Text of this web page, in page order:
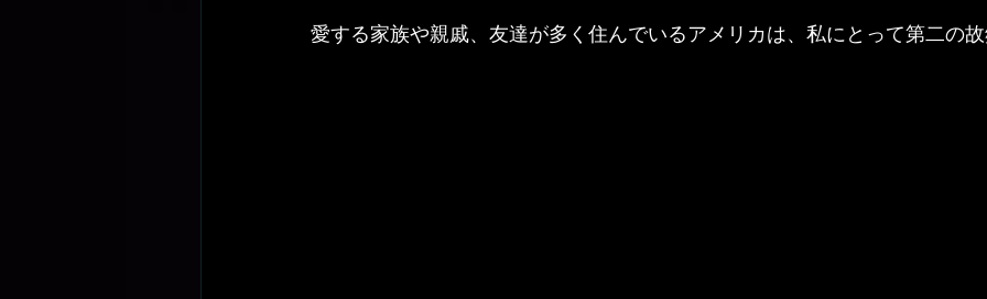
愛する家族や親戚、友達が多く住んでいるアメリカは、私にとって第二の